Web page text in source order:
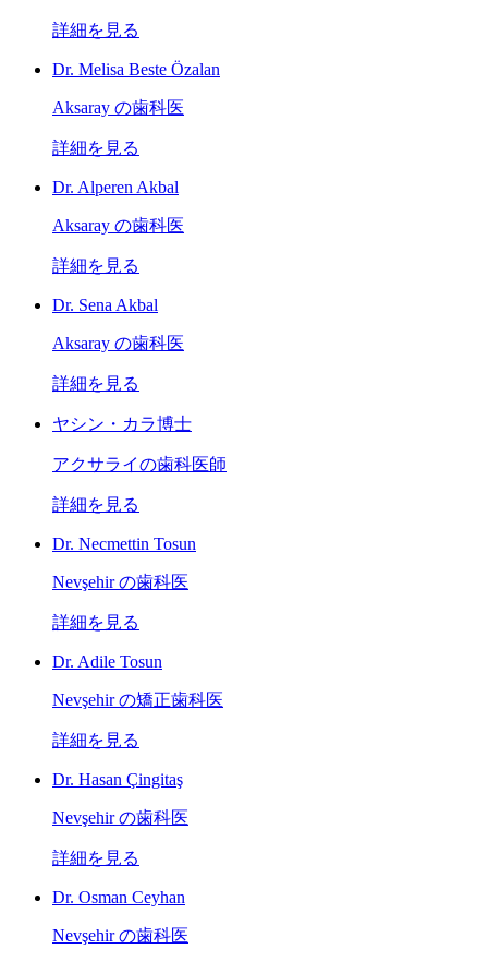
詳細を見る
Dr. Melisa Beste Özalan
Aksaray の歯科医
詳細を見る
Dr. Alperen Akbal
Aksaray の歯科医
詳細を見る
Dr. Sena Akbal
Aksaray の歯科医
詳細を見る
ヤシン・カラ博士
アクサライの歯科医師
詳細を見る
Dr. Necmettin Tosun
Nevşehir の歯科医
詳細を見る
Dr. Adile Tosun
Nevşehir の矯正歯科医
詳細を見る
Dr. Hasan Çingitaş
Nevşehir の歯科医
詳細を見る
Dr. Osman Ceyhan
Nevşehir の歯科医